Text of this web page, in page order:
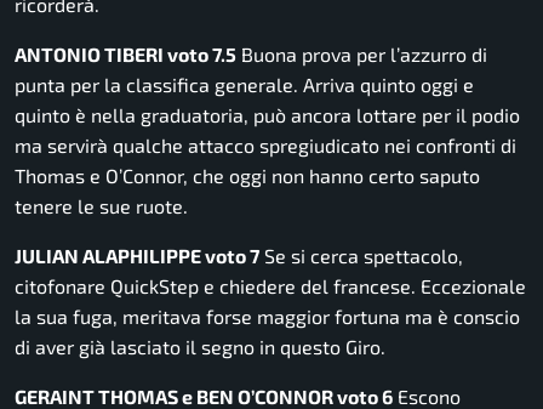
ANTONIO TIBERI voto 7.5 Buona prova per l’azzurro di
punta per la classifica generale. Arriva quinto oggi e
quinto è nella graduatoria, può ancora lottare per il podio
ma servirà qualche attacco spregiudicato nei confronti di
Thomas e O’Connor, che oggi non hanno certo saputo
tenere le sue ruote.
JULIAN ALAPHILIPPE voto 7 Se si cerca spettacolo,
citofonare QuickStep e chiedere del francese. Eccezionale
la sua fuga, meritava forse maggior fortuna ma è conscio
di aver già lasciato il segno in questo Giro.
GERAINT THOMAS e BEN O’CONNOR voto 6 Escono